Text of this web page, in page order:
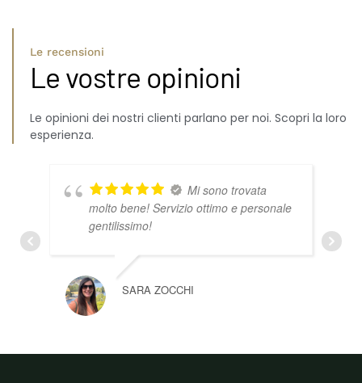
Le recensioni
Le vostre opinioni
Le opinioni dei nostri clienti parlano per noi. Scopri la loro
esperienza.
Mi sono trovata
molto bene! Servizio ottimo e personale
gentilissimo!
SARA ZOCCHI